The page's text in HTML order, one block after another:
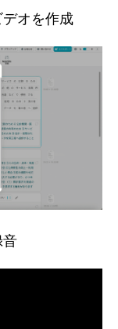
オを作成